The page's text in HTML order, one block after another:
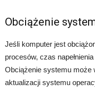
Obciążenie
Jeśli komputer jest
procesów, czas
Obciążenie systemu może
aktualizacji systemu